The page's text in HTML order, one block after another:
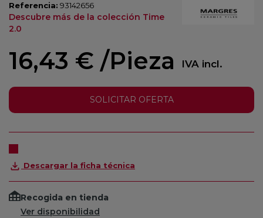
Referencia: 93142656
Descubre más de la colección Time
2.0
16,43 € /Pieza IVA incl.
SOLICITAR OFERTA
Descargar la ficha técnica
Recogida en tienda
Ver disponibilidad